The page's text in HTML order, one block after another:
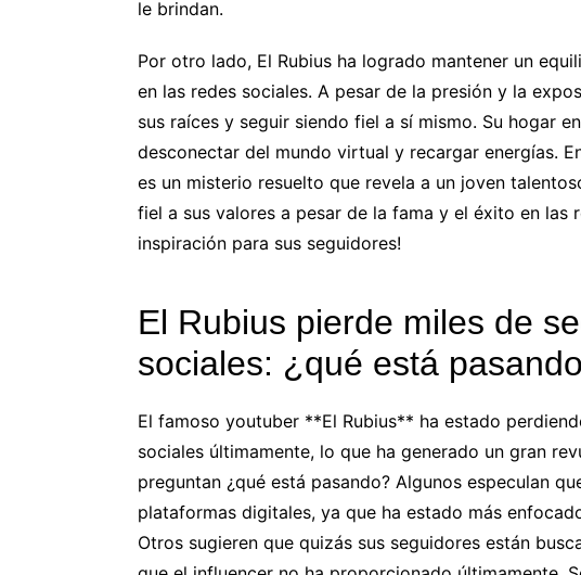
le brindan.
Por otro lado, El Rubius ha logrado mantener un
en las redes sociales. A pesar de la presión y la
sus raíces y seguir siendo fiel a sí mismo. Su hogar
desconectar del mundo virtual y recargar energías.
es un misterio resuelto que revela a un joven
fiel a sus valores a pesar de la fama y el éxito en las
inspiración para sus seguidores!
El Rubius pierde miles de
sociales: ¿qué está
El famoso youtuber **El Rubius** ha estado
sociales últimamente, lo que ha generado un gran
preguntan ¿qué está pasando? Algunos especulan
plataformas digitales, ya que ha estado más
Otros sugieren que quizás sus seguidores están